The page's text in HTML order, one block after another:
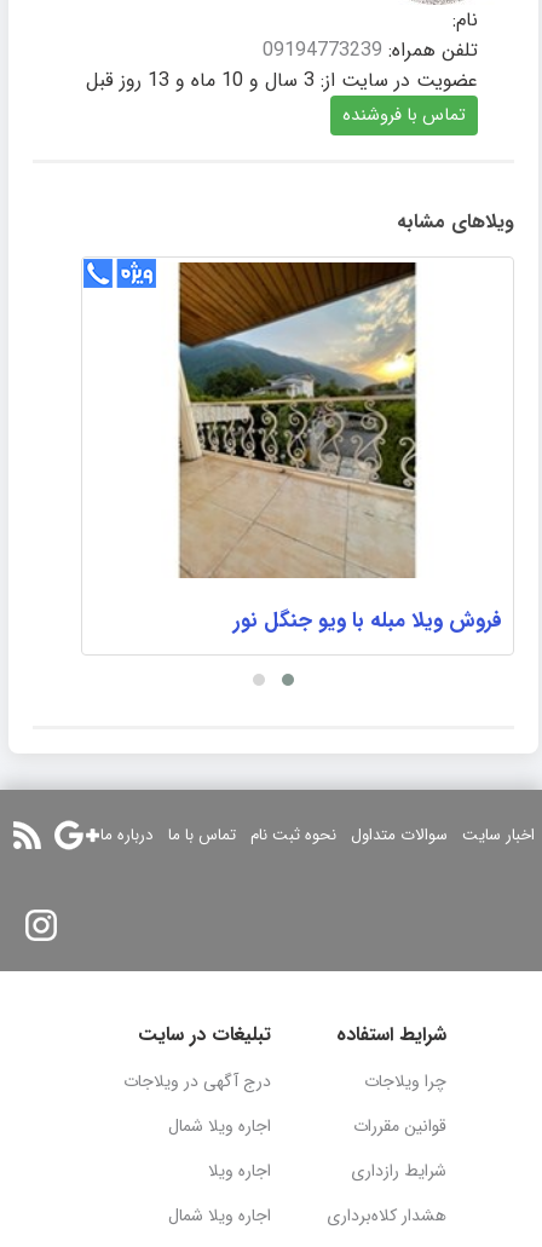
نام:
تلفن همراه: 09194773239
عضویت در سایت از: 3 سال و 10 ماه و 13 روز قبل
ویلاهای مشابه
فروش ویلا مبله با ویو جنگل نور
اخبار سایت سوالات متداول نحوه ثبت نام تماس با ما درباره ما
شرایط استفاده
چرا ویلاجات
قوانین مقررات
شرایط رازداری
هشدار کلاه‌برداری
تبلیغات در سایت
درج آگهی در ویلاجات
اجاره ویلا شمال
اجاره ویلا
اجاره ویلا شمال